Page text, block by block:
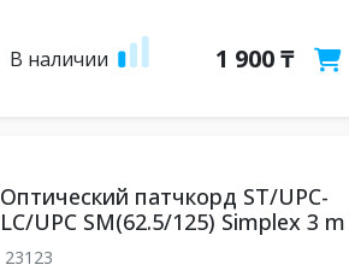
В наличии 1 900 ₸
Оптический патчкорд ST/UPC-
LC/UPC SM(62.5/125) Simplex 3 m
23123